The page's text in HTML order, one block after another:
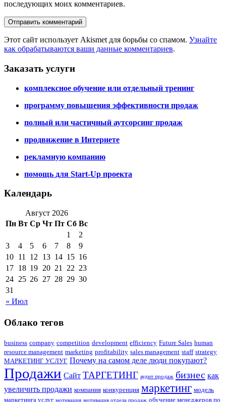
последующих моих комментариев.
Этот сайт использует Akismet для борьбы со спамом. Узнайте
как обрабатываются ваши данные комментариев.
Заказать услуги
комплексное обучение или отдельный тренинг
программу повышения эффективности продаж
полный или частичный аутсорсинг продаж
продвижение в Интернете
рекламную компанию
помощь для Start-Up проекта
Календарь
Август 2026
Пн Вт Ср Чт Пт Сб Вс
« Июл
1
2
3
4 5 6 7 8
9
10 11 12 13 14 15 16
17 18 19 20 21 22 23
24 25 26 27 28 29 30
31
Облако тегов
business company competition development efficiency Future Sales human
resource management marketing profitability sales management staff strategy
МАРКЕТИНГ УСЛУГ Почему на самом деле люди покупают?
Продажи Сайт ТАРГЕТИНГ аудит продаж бизнес как
увеличить продажи компания конкуренция маркетинг модель
маркетинга услуг мотивация мотивация отдела продаж обучение менеджеров по